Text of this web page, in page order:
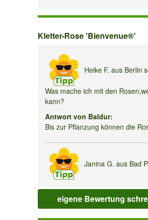
Kletter-
'Bienvenue®'
Kletter-Rose 'Bienvenue®'
Heike F. aus Berlin
Was mache ich mit den
kann?
Antwort von Baldur:
Bis zur Pflanzung können die
Janina G. aus Bad
Antwort von Baldur:
Mit einer Rankhilfe können Sie
eigene Bewertung